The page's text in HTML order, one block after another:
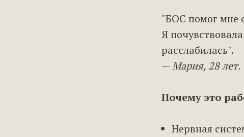
"БОС помог мне
Я
расслабилась".
—Мария, 28 лет.
Почему это
Нервная